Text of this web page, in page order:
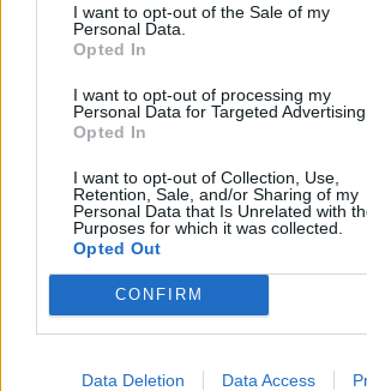
Einstellungen gelten lediglich für diese
Ihre Einstellungen jederzeit ändern, indem
Website zurückkehren oder unsere
aufrufen.
I want to opt-out of the Sale of my
Personal Data.
Opted In
I want to opt-out of processing my
Personal Data for Targeted Advertising.
Opted In
I want to opt-out of Collection, Use,
Retention, Sale, and/or Sharing of my
Personal Data that Is Unrelated with
Purposes for which it was collected.
Opted Out
CONFIRM
Data Deletion Data Access
Sportstrafrecht
Das Sportrecht – sowohl im
Profisport – zeichnet sich dadurch aus,
Rechtsgebiete zusammengeführt
sind hier Vertragsrecht, Arbeitsrecht,
oder auch Strafrecht zu nennen.